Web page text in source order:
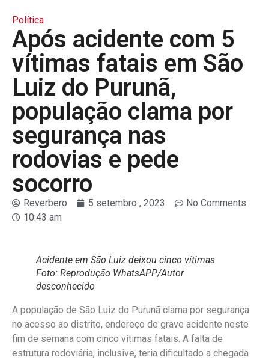
Política
Após acidente com 5
vítimas fatais em São
Luiz do Purunã,
população clama por
segurança nas
rodovias e pede
socorro
Reverbero 5 setembro , 2023
No Comments
10:43 am
Acidente em São Luiz deixou cinco vítimas.
Foto: Reprodução WhatsAPP/Autor
desconhecido
A população de São Luiz do Purunã clama por segurança
no acesso ao distrito, endereço de grave acidente neste
fim de semana com cinco vítimas fatais. A falta de
estrutura rodoviária, inclusive, teria dificultado a chegada